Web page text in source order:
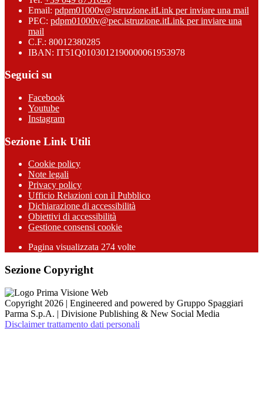
Email: pdpm01000v@istruzione.itLink per inviare una mail
PEC: pdpm01000v@pec.istruzione.itLink per inviare una
mail
C.F.: 80012380285
IBAN: IT51Q0103012190000061953978
Seguici su
Facebook
Youtube
Instagram
Sezione Link Utili
Cookie policy
Note legali
Privacy policy
Ufficio Relazioni con il Pubblico
Dichiarazione di accessibilità
Obiettivi di accessibilità
Gestione consensi cookie
Pagina visualizzata 274 volte
Sezione Copyright
Copyright 2026 | Engineered and powered by Gruppo Spaggiari
Parma S.p.A. | Divisione Publishing & New Social Media
Disclaimer trattamento dati personali